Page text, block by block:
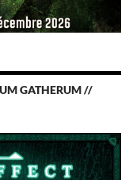
GATHERUM //